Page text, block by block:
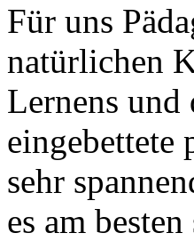
Für uns
natürlichen
Lernens
eingebettete
sehr
es am